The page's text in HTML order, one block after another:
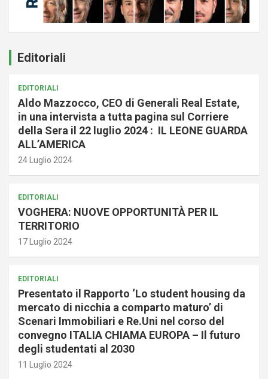
Editoriali
EDITORIALI
Aldo Mazzocco, CEO di Generali Real Estate,
in una intervista a tutta pagina sul Corriere
della Sera il 22 luglio 2024 : IL LEONE GUARDA
ALL’AMERICA
24 Luglio 2024
EDITORIALI
VOGHERA: NUOVE OPPORTUNITÀ PER IL
TERRITORIO
17 Luglio 2024
EDITORIALI
Presentato il Rapporto ‘Lo student housing da
mercato di nicchia a comparto maturo’ di
Scenari Immobiliari e Re.Uni nel corso del
convegno ITALIA CHIAMA EUROPA – Il futuro
degli studentati al 2030
11 Luglio 2024